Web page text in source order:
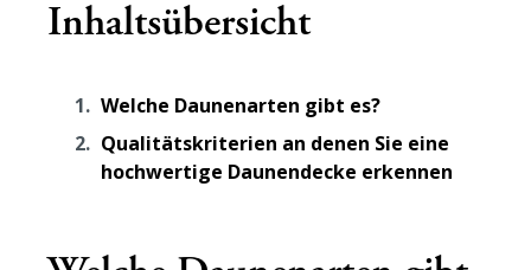
Inhaltsübersicht
Welche Daunenarten gibt es?
Qualitätskriterien an denen Sie eine
hochwertige Daunendecke erkennen